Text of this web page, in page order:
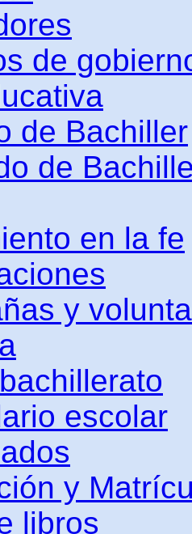
de
de Bachiller
de
en la fe
y
escolar
y
libros